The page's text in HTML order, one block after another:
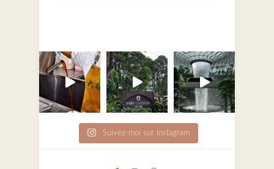
Suivez-moi sur Instagram